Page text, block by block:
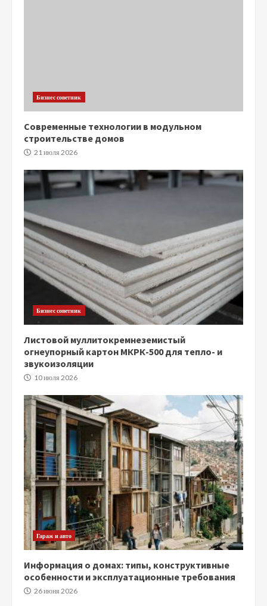
Бизнес советник
Современные технологии в модульном
строительстве домов
21 июля 2026
Бизнес советник
Листовой муллитокремнеземистый
огнеупорный картон МКРК-500 для тепло- и
звукоизоляции
10 июля 2026
Гараж и авто
Информация о домах: типы, конструктивные
особенности и эксплуатационные требования
26 июня 2026